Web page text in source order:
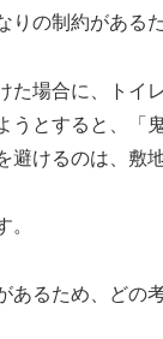
りの制約がある
た場合に、トイ
うとすると、「
避けるのは、敷
。
あるため、どの